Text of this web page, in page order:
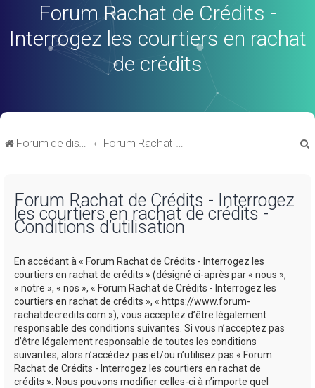
Forum Rachat de Crédits -
Interrogez les courtiers en rachat
de crédits
Forum de discussions sur le Regroupement de Crédits et le Rachat de Crédits Forum Rachat de Crédits
Forum Rachat de Crédits - Interrogez
les courtiers en rachat de crédits -
Conditions d’utilisation
En accédant à « Forum Rachat de Crédits - Interrogez les
courtiers en rachat de crédits » (désigné ci-après par « nous »,
« notre », « nos », « Forum Rachat de Crédits - Interrogez les
courtiers en rachat de crédits », « https://www.forum-
rachatdecredits.com »), vous acceptez d’être légalement
responsable des conditions suivantes. Si vous n’acceptez pas
d’être légalement responsable de toutes les conditions
suivantes, alors n’accédez pas et/ou n’utilisez pas « Forum
Rachat de Crédits - Interrogez les courtiers en rachat de
crédits ». Nous pouvons modifier celles-ci à n’importe quel